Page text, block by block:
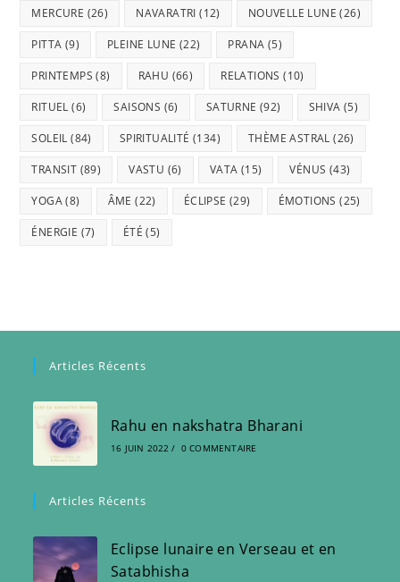
MERCURE (26) NAVARATRI (12) NOUVELLE LUNE (26)
PITTA (9) PLEINE LUNE (22) PRANA (5)
PRINTEMPS (8) RAHU (66) RELATIONS (10)
RITUEL (6) SAISONS (6) SATURNE (92) SHIVA (5)
SOLEIL (84) SPIRITUALITÉ (134) THÈME ASTRAL (26)
TRANSIT (89) VASTU (6) VATA (15) VÉNUS (43)
YOGA(8) ÂME (22) ÉCLIPSE (29) ÉMOTIONS (25)
ÉNERGIE (7) ÉTÉ (5)
Articles Récents
Rahu en nakshatra Bharani
16 JUIN 2022 / 0 COMMENTAIRE
Articles Récents
Eclipse lunaire en Verseau et en
Satabhisha